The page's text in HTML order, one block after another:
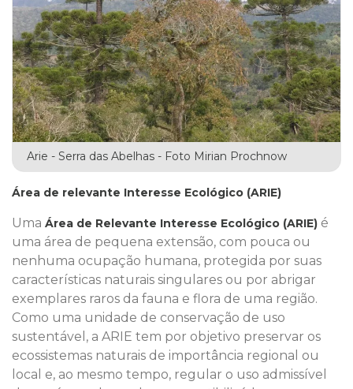
Arie - Serra das Abelhas - Foto Mirian Prochnow
Área de relevante Interesse Ecológico (ARIE)
Uma Área de Relevante Interesse Ecológico (ARIE) é
uma área de pequena extensão, com pouca ou
nenhuma ocupação humana, protegida por suas
características naturais singulares ou por abrigar
exemplares raros da fauna e flora de uma região.
Como uma unidade de conservação de uso
sustentável, a ARIE tem por objetivo preservar os
ecossistemas naturais de importância regional ou
local e, ao mesmo tempo, regular o uso admissível